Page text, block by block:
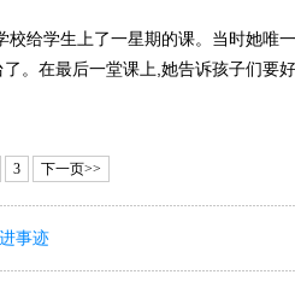
给学生上了一星期的课。当时她唯
。在最后一堂课上,她告诉孩子们要
3 下一页>>
事迹